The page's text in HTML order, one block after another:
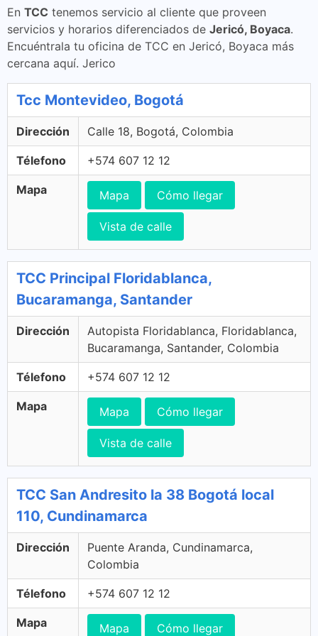
En TCC tenemos servicio al cliente que proveen
servicios y horarios diferenciados de Jericó, Boyaca.
Encuéntrala tu oficina de TCC en Jericó, Boyaca más
cercana aquí. Jerico
Tcc Montevideo, Bogotá
Dirección Calle 18, Bogotá, Colombia
Télefono +574 607 12 12
Mapa Mapa Cómo llegar
Vista de calle
TCC Principal Floridablanca,
Bucaramanga, Santander
Dirección
Autopista Floridablanca, Floridablanca,
Bucaramanga, Santander, Colombia
Télefono +574 607 12 12
Mapa Mapa Cómo llegar
Vista de calle
TCC San Andresito la 38 Bogotá local
110, Cundinamarca
Dirección
Puente Aranda, Cundinamarca,
Colombia
Télefono +574 607 12 12
Mapa Mapa Cómo llegar